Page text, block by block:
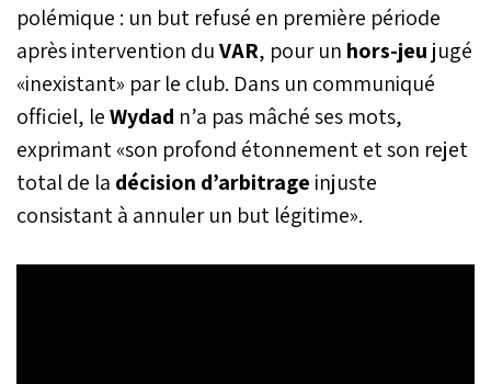
polémique : un but refusé en première période
après intervention duVAR, pour un hors-jeu jugé
«inexistant» par le club. Dans un communiqué
officiel, leWydad n’a pas mâché ses mots,
exprimant «son profond étonnement et son rejet
total de la décision d’arbitrage injuste
consistant à annuler un but légitime».